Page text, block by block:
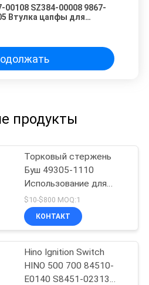
00108 SZ384-00008 9867-
Втулка цапфы для
детали для
продукты
Торковый стержень
Буш 49305-1110
Использование для
японских грузовиков
HINO 700 P11C Hino
Mixer Truck Parts
$10-$800 MOQ:1
КОНТАКТ
Hino Ignition Switch
HINO 500 700 84510-
E0140 S8451-02313